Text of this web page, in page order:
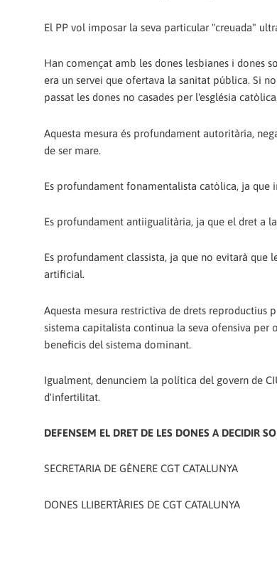
El PP vol imposar la seva particular "creuada"
Han començat amb les dones lesbianes i dones
era un servei que ofertava la sanitat pública. Si
passat les dones no casades per l'església catòlica.
Aquesta mesura és profundament autoritària,
de ser mare.
Es profundament fonamentalista catòlica, ja que
Es profundament antiigualitària, ja que el dret a
Es profundament classista, ja que no evitarà que
artificial.
Aquesta mesura restrictiva de drets reproductius
sistema capitalista continua la seva ofensiva per
beneficis del sistema dominant.
Igualment, denunciem la política del govern de
d'infertilitat.
DEFENSEM EL DRET DE LES DONES A DECIDIR
SECRETARIA DE GÈNERE CGT CATALUNYA
DONES LLIBERTÀRIES DE CGT CATALUNYA